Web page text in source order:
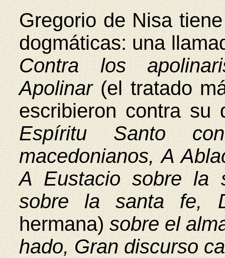
Gregorio de Nisa
dogmáticas: una
Contra los
Apolinar (el tratado
escribieron contra su
Espíritu Santo
macedonianos, A
A Eustacio sobre la
sobre la santa fe,
hermana)sobre el
hado, Gran discurso